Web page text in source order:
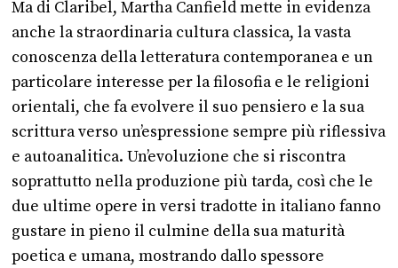
Ma di Claribel, Martha Canfield mette in evidenza
anche la straordinaria cultura classica, la vasta
conoscenza della letteratura contemporanea e un
particolare interesse per la filosofia e le religioni
orientali, che fa evolvere il suo pensiero e la sua
scrittura verso un’espressione sempre più riflessiva
e autoanalitica. Un’evoluzione che si riscontra
soprattutto nella produzione più tarda, così che le
due ultime opere in versi tradotte in italiano fanno
gustare in pieno il culmine della sua maturità
poetica e umana, mostrando dallo spessore